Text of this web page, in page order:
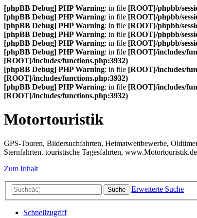
[phpBB Debug] PHP Warning: in file [ROOT]/phpbb/
[phpBB Debug] PHP Warning: in file [ROOT]/phpbb/
[phpBB Debug] PHP Warning: in file [ROOT]/phpbb/
[phpBB Debug] PHP Warning: in file [ROOT]/phpbb/
[phpBB Debug] PHP Warning: in file [ROOT]/phpbb/
[phpBB Debug] PHP Warning: in file [ROOT]/includes/
[ROOT]/includes/functions.php:3932)
[phpBB Debug] PHP Warning: in file [ROOT]/includes/
[ROOT]/includes/functions.php:3932)
[phpBB Debug] PHP Warning: in file [ROOT]/includes/
[ROOT]/includes/functions.php:3932)
Motortouristik
GPS-Touren, Bildersuchfahrten, Heimatwettbewerbe,
Sternfahrten. touristische Tagesfahrten, www.Motortouristik.de
Zum Inhalt
Suche Erweiterte Suche
Schnellzugriff